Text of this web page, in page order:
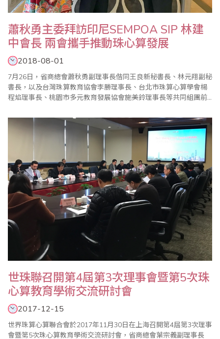
蕭秋勇主委拜訪印尼SEMPOA SIP 林建
中會長 兩會攜手推動珠心算發展
2018-08-01
7月26日，省商總會蕭秋勇副理事長偕同王良新秘書長、林元翔副秘
書長，以及台灣珠算教育協會李勝理事長、台北市珠算心算學會楊
程焰理事長、桃園市多元教育發展協會施美鈴理事長等共同組團前
加達拜訪與省商總會珠算推廣工作合作已久的印尼SEMPOA SIP 珠
心算協會林建中會長以及其夫人許麗娜女士，並頒贈敦聘林會長為
省商總會珠心算數學委員會海外副主任委員..
世珠聯召開第4屆第3次理事會暨第5次珠
心算教育學術交流研討會
2017-12-15
世界珠算心算聯合會於2017年11月30日在上海召開第4屆第3次理事
會暨第5次珠心算教育學術交流研討會，省商總會葉宗義副理事長